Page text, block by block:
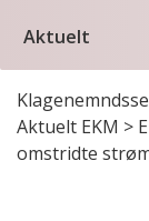
Aktuelt
Aktuelt EKM >
omstridte